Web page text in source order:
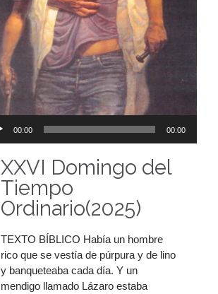
00:00 00:00
XXVI Domingo del
Tiempo
Ordinario(2025)
TEXTO BÍBLICO Había un hombre
rico que se vestía de púrpura y de lino
y banqueteaba cada día. Y un
mendigo llamado Lázaro estaba